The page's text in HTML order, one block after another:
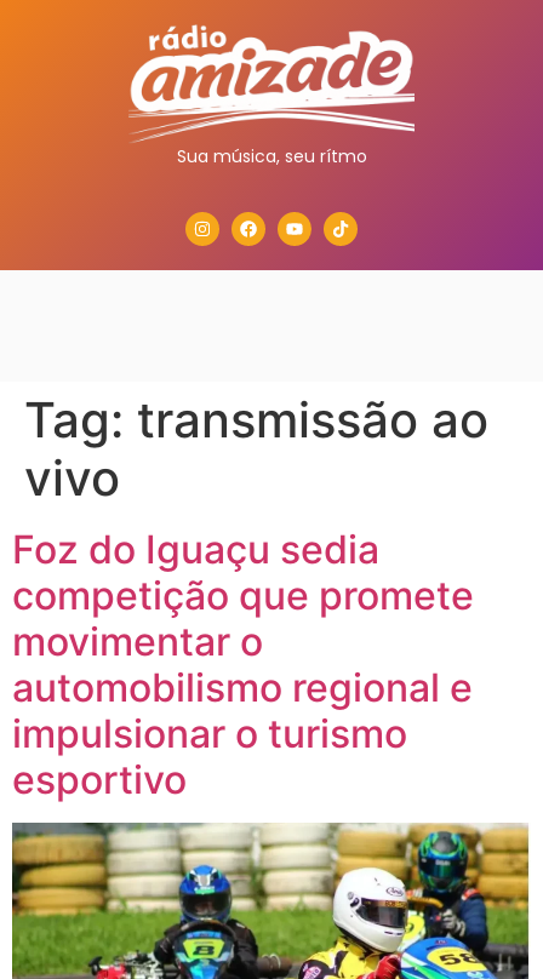
Sua música, seu rítmo
Tag: transmissão ao
vivo
Foz do Iguaçu sedia
competição que promete
movimentar o
automobilismo regional e
impulsionar o turismo
esportivo